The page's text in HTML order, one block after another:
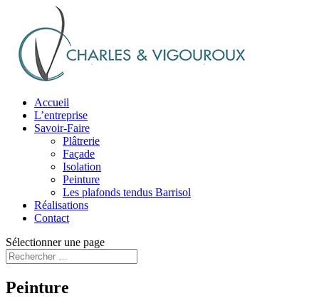
Accueil
L’entreprise
Savoir-Faire
Plâtrerie
Façade
Isolation
Peinture
Les plafonds tendus Barrisol
Réalisations
Contact
Sélectionner une page
Peinture